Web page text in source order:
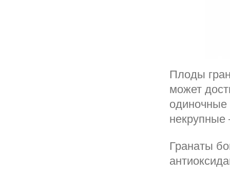
Плоды
может
одиночные
некрупные
Гранаты